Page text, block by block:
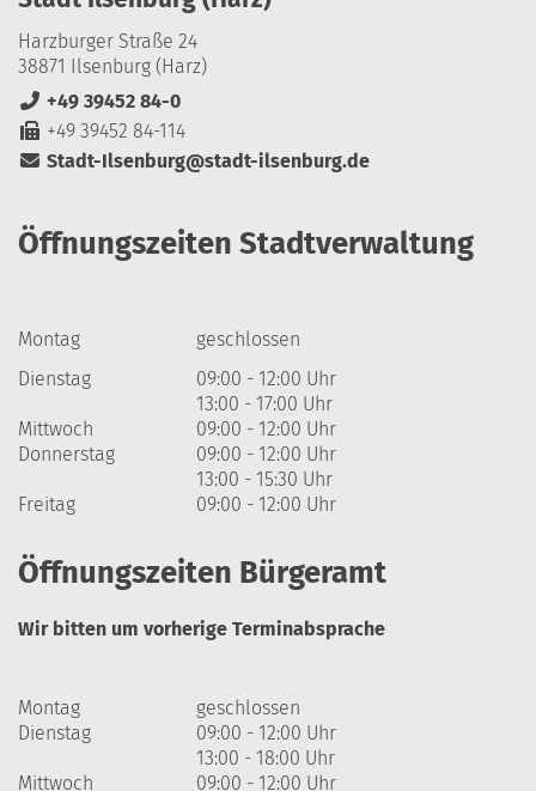
Harzburger Straße 24
38871 Ilsenburg (Harz)
+49 39452 84-0
+49 39452 84-114
Stadt-Ilsenburg@stadt-ilsenburg.de
Öffnungszeiten Stadtverwaltung
Montag
geschlossen
Dienstag
09:00 - 12:00 Uhr
13:00 - 17:00 Uhr
Mittwoch
09:00 - 12:00 Uhr
Donnerstag
09:00 - 12:00 Uhr
13:00 - 15:30 Uhr
Freitag
09:00 - 12:00 Uhr
Öffnungszeiten Bürgeramt
Wir bitten um vorherige Terminabsprache
Montag
geschlossen
Dienstag
09:00 - 12:00 Uhr
13:00 - 18:00 Uhr
Mittwoch
09:00 - 12:00 Uhr